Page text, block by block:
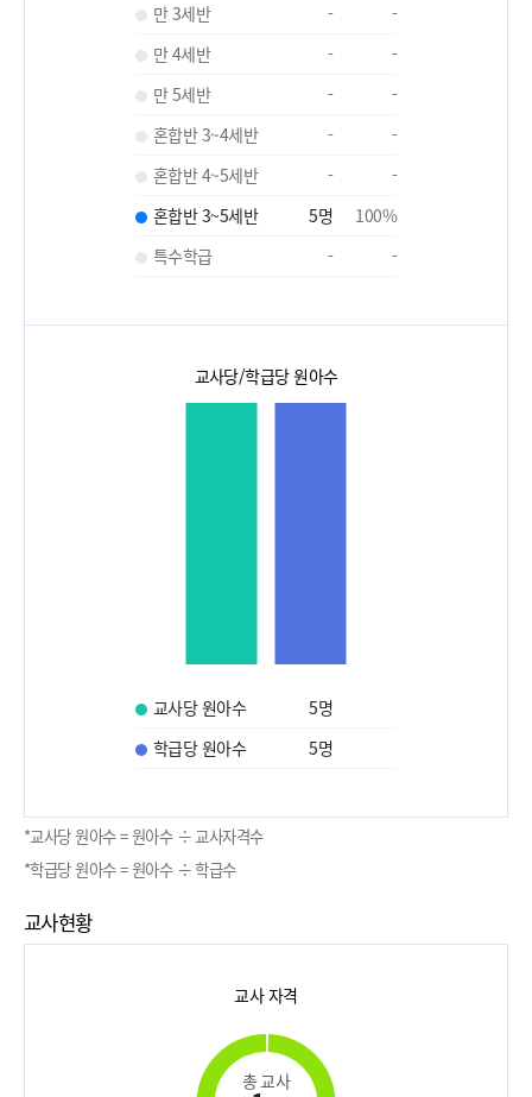
만 3세반 -
-
만 4세반
-
-
만 5세반
-
-
혼합반 3~4세반
-
-
혼합반 4~5세반
-
-
혼합반 3~5세반
5명 100%
특수학급
- -
교사당/학급당 원아수
교사당 원아수 5명
학급당 원아수
5명
*교사당 원아수 = 원아수 ÷ 교사자격수
*학급당 원아수 = 원아수 ÷ 학급수
교사현황
교사 자격
총 교사